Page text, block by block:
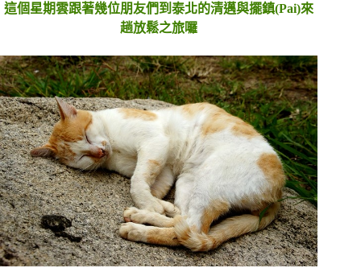
這個星期雲跟著幾位朋友們到泰北的清邁與擺鎮(Pai)來
趟放鬆之旅囉